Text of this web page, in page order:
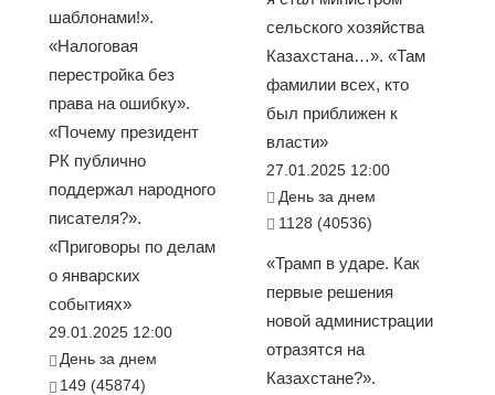
шаблонами!».
«Налоговая
перестройка без
права на ошибку».
«Почему президент
РК публично
поддержал народного
писателя?».
«Приговоры по делам
о январских
событиях»
29.01.2025 12:00
День за днем
149 (45874)
сельского хозяйства
Казахстана…». «Там
фамилии всех, кто
был приближен к
власти»
27.01.2025 12:00
День за днем
1128 (40536)
«Трамп в ударе. Как
первые решения
новой администрации
отразятся на
Казахстане?».